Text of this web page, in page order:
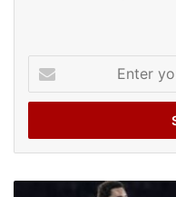
your
Email